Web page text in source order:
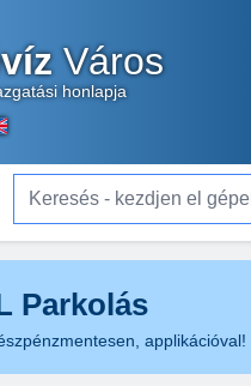
Város
honlapja
Keresés - kezdjen el gépelni...
Parkolás
applikációval!